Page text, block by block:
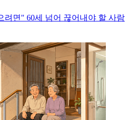
려면" 60세 넘어 끊어내야 할 사람